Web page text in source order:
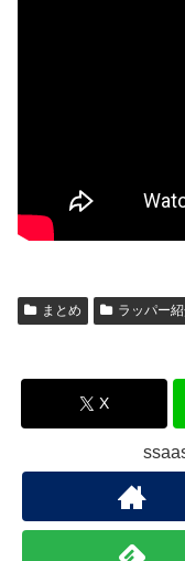
まとめ ラッパー
X